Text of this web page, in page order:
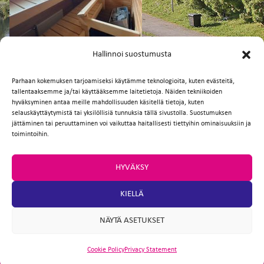
Hallinnoi suostumusta
Parhaan kokemuksen tarjoamiseksi käytämme teknologioita, kuten evästeitä,
tallentaaksemme ja/tai käyttääksemme laitetietoja. Näiden tekniikoiden
hyväksyminen antaa meille mahdollisuuden käsitellä tietoja, kuten
selauskäyttäytymistä tai yksilöllisiä tunnuksia tällä sivustolla. Suostumuksen
jättäminen tai peruuttaminen voi vaikuttaa haitallisesti tiettyihin ominaisuuksiin ja
toimintoihin.
HYVÄKSY
KIELLÄ
NÄYTÄ ASETUKSET
Cookie PolicyPrivacy Statement
FI
Facebook
TwitterEmailWhatsApp